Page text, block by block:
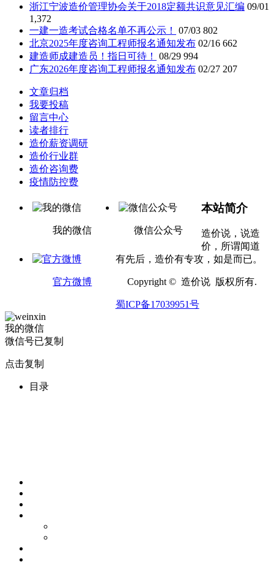
浙江宁波造价管理协会关于2018定额共识意见汇编 09/01
1,372
一建一造考试合格名单不再公示！
07/03 802
北京2025年度咨询工程师报名通知发布 02/16 662
建造师成建造员！指日可待！
08/29 994
广东2026年度咨询工程师报名通知发布 02/27 207
文章归档
我要投稿
留言中心
读者排行
造价薪资调研
造价行业群
造价咨询费
疫情防控费
我的微信 微信公众号
官方微博
本站简介
造价说，说造
价，所谓闻道
有先后，造价有专攻，如是而已。
Copyright © 造价说 版权所有.
蜀ICP备17039951号
我的微信
微信号已复制
点击复制
目录